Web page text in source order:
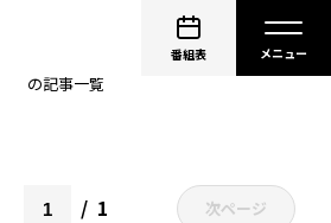
番組表
の記事一覧
1 次ページ